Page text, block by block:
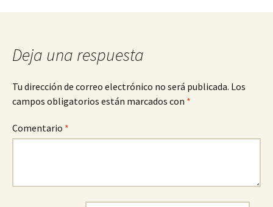
de
entradas
Deja una respuesta
Tu dirección de correo electrónico no será publicada. Los
campos obligatorios están marcados con *
Comentario *